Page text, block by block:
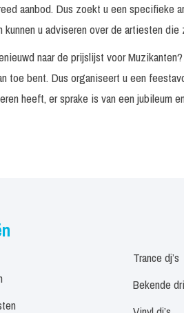
Flamenco Gitarist Edsart
Fleur's Pianoshow
Freek van Daal
Golden Strings
aanbod. Dus zoekt u een specifieke
kunnen u adviseren over de artiesten die
naar de prijslijst voor
toe bent. Dus organiseert u een
heeft, er sprake is van een jubileum
Trance dj’s
Bekende